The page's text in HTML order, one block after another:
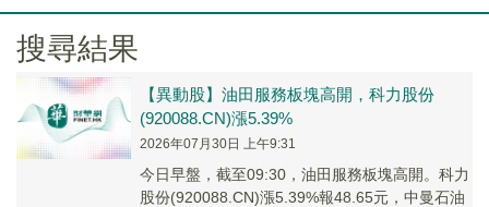
搜尋結果
【異動股】油田服務板塊高開，科力股份
(920088.CN)漲5.39%
2026年07月30日 上午9:31
今日早盤，截至09:30，油田服務板塊高開。科力
股份(920088.CN)漲5.39%報48.65元，中曼石油